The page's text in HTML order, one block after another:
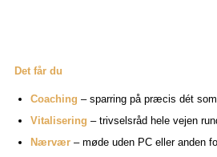
Det får du
Coaching – sparring på præcis dét
Vitalisering – trivselsråd hele vejen
Nærvær– møde uden PC eller anden